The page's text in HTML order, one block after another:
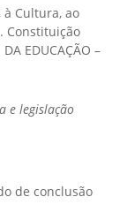
à Cultura, ao
Constituição
EDUCAÇÃO –
e legislação
de conclusão